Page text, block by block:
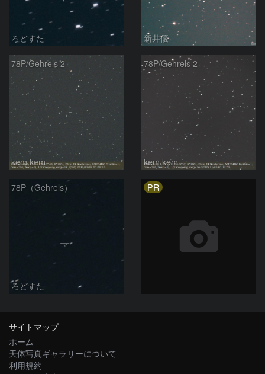
ろどすた 新井優
78P/Gehrels 2
kem.kem
78P/Gehrels 2
kem.kem
78P（Gehrels）
ろどすた
PR
サイトマップ
ホーム
天体写真ギャラリーについて
利用規約